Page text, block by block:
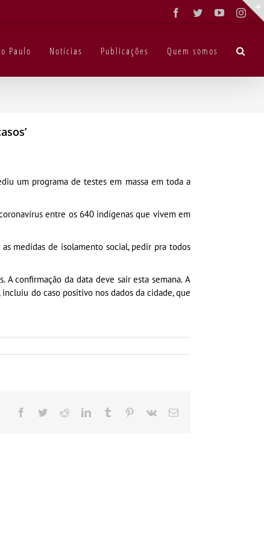
Facebook
TwitterYouTube
Paulo Notícias Publicações Quem somos
um programa de testes em massa em toda a
entre os 640 indígenas que vivem em
medidas de isolamento social, pedir pra todos
confirmação da data deve sair esta semana. A
do caso positivo nos dados da cidade, que
Facebook
TwitterRedditLinkedInTumblr Pinterest
Vk
E-